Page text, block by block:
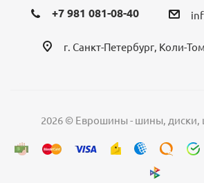
+7 981 081-08-40
г. Санкт-Петербург, Коли-
2026 © Еврошины - шины,